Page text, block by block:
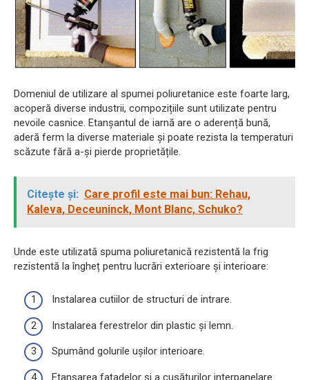
Domeniul de utilizare al spumei poliuretanice este foarte larg,
acoperă diverse industrii, compozițiile sunt utilizate pentru
nevoile casnice. Etanșantul de iarnă are o aderență bună,
aderă ferm la diverse materiale și poate rezista la temperaturi
scăzute fără a-și pierde proprietățile.
Citește și: Care profil este mai bun: Rehau,
Kaleva, Deceuninck, Mont Blanc, Schuko?
Unde este utilizată spuma poliuretanică rezistentă la frig
rezistentă la îngheț pentru lucrări exterioare și interioare:
Instalarea cutiilor de structuri de intrare.
Instalarea ferestrelor din plastic și lemn.
Spumând golurile ușilor interioare.
Etanșarea fațadelor și a cusăturilor interpanelare.